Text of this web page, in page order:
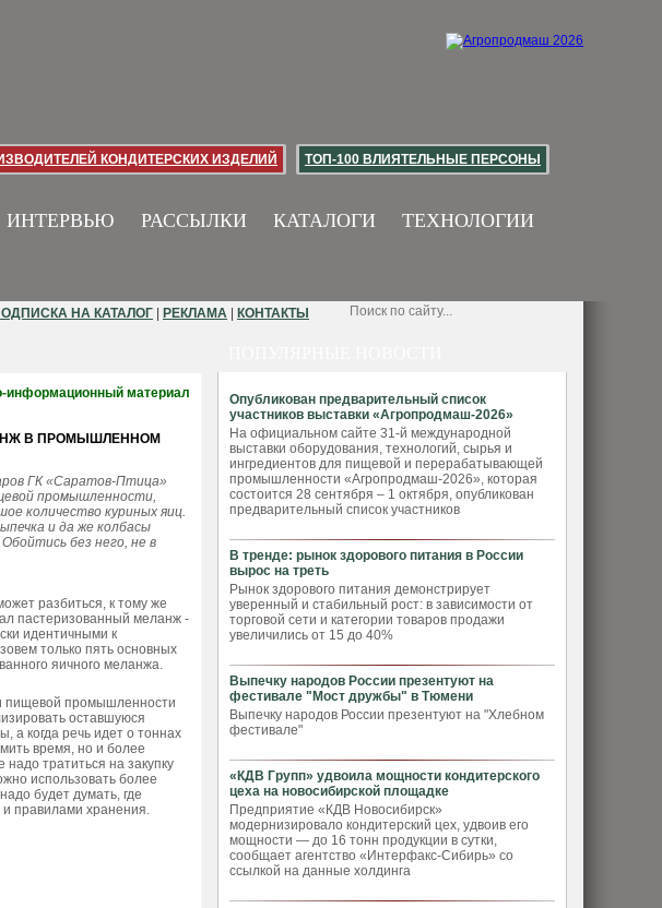
КОНДИТЕРСКИХ ИЗДЕЛИЙ ТОП-100 ВЛИЯТЕЛЬНЫЕ ПЕРСОНЫ
ИНТЕРВЬЮ РАССЫЛКИ КАТАЛОГИ ТЕХНОЛОГИИ
Опубликован предварительный список
участников выставки «Агропродмаш-2026»
На официальном сайте 31-й международной
выставки оборудования, технологий, сырья и
ингредиентов для пищевой и перерабатывающей
промышленности «Агропродмаш-2026», которая
состоится 28 сентября – 1 октября, опубликован
предварительный список участников
В тренде: рынок здорового питания в России
вырос на треть
Рынок здорового питания демонстрирует
уверенный и стабильный рост: в зависимости от
торговой сети и категории товаров продажи
увеличились от 15 до 40%
Выпечку народов России презентуют на
фестивале "Мост дружбы" в Тюмени
Выпечку народов России презентуют на "Хлебном
фестивале"
«КДВ Групп» удвоила мощности кондитерского
цеха на новосибирской площадке
Предприятие «КДВ Новосибирск»
модернизировало кондитерский цех, удвоив его
мощности — до 16 тонн продукции в сутки,
сообщает агентство «Интерфакс-Сибирь» со
ссылкой на данные холдинга
НА КАТАЛОГ РЕКЛАМА КОНТАКТЫ
информационный материал
В ПРОМЫШЛЕННОМ
ГК «Саратов-Птица»
промышленности,
количество куриных яиц.
и да же колбасы
без него, не в
разбиться, к тому же
пастеризованный меланж -
идентичными к
только пять основных
яичного меланжа.
пищевой промышленности
оставшуюся
а когда речь идет о тоннах
время, но и более
тратиться на закупку
использовать более
будет думать, где
и правилами хранения.